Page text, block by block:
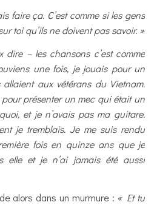
faire ça. C’est comme si les gens
toi qu’ils ne doivent pas savoir. »
– les chansons c’est comme
une fois, je jouais pour un
aux vétérans du Vietnam.
présenter un mec qui était un
et je n’avais pas ma guitare.
je tremblais. Je me suis rendu
fois en quinze ans que je
elle et je n’ai jamais été aussi
alors dans un murmure : « Et tu